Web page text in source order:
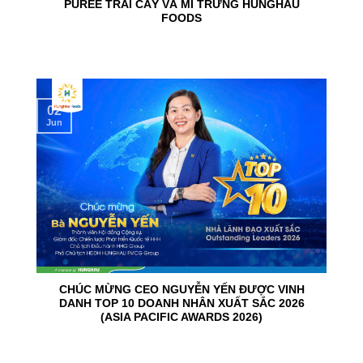
PUREE TRÁI CÂY VÀ MÌ TRỨNG HUNGHAU
FOODS
CHÚC MỪNG CEO NGUYỄN YẾN ĐƯỢC VINH
DANH TOP 10 DOANH NHÂN XUẤT SẮC 2026
(ASIA PACIFIC AWARDS 2026)
02
Jun